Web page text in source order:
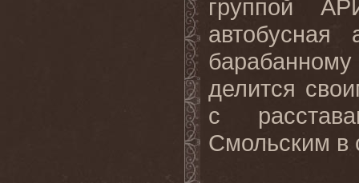
группой
делится
с
Смольским в